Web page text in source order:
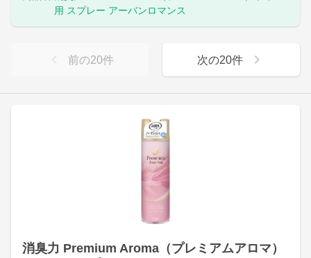
消臭力 Premium Aroma（プレミアムアロマ）
用 スプレー アーバンロマンス
前の20件 次の20件